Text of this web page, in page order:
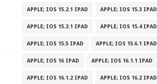
APPLE; IOS 15.2.1 IPAD APPLE; IOS 15.3 IPAD
APPLE; IOS 15.3.1 IPAD APPLE; IOS 15.4 IPAD
APPLE; IOS 15.5 IPAD APPLE; IOS 15.6.1 IPAD
APPLE; IOS 16 IPAD APPLE; IOS 16.1.1 IPAD
APPLE; IOS 16.1.2 IPAD APPLE; IOS 16.2 IPAD